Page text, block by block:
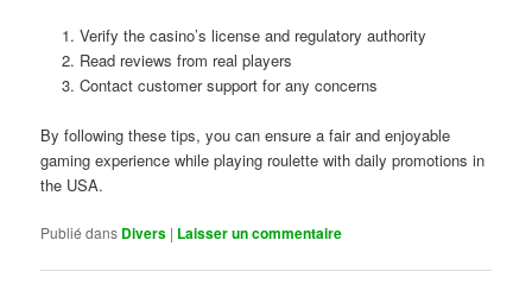
Verify the casino’s license and regulatory authority
Read reviews from real players
Contact customer support for any concerns
By following these tips, you can ensure a fair and enjoyable
gaming experience while playing roulette with daily promotions in
the USA.
Publié dans Divers | Laisser un commentaire